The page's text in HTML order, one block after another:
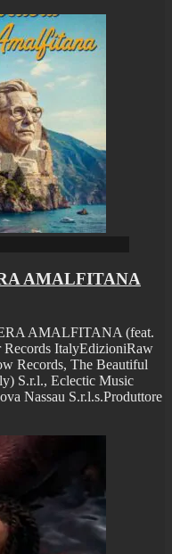
AMALFITANA
AMALFITANA (feat.
ItalyEdizioniRaw
Records, The Beautiful
S.r.l., Eclectic Music
Nassau S.r.l.s.Produttore